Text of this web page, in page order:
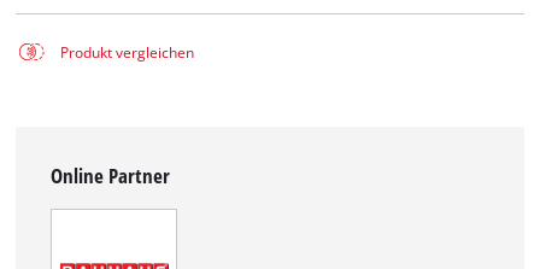
Produkt vergleichen
Online Partner